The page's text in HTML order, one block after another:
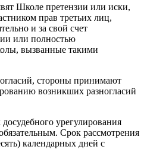
Школе претензии или иски,
прав третьих лиц,
и за свой счет
или полностью
вызванные такими
стороны принимают
возникших разногласий
урегулирования
Срок рассмотрения
календарных дней с